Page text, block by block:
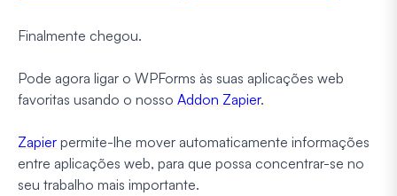
Finalmente chegou.
Pode agora ligar o WPForms às suas aplicações web
favoritas usando o nosso Addon Zapier.
Zapier permite-lhe mover automaticamente informações
entre aplicações web, para que possa concentrar-se no
seu trabalho mais importante.